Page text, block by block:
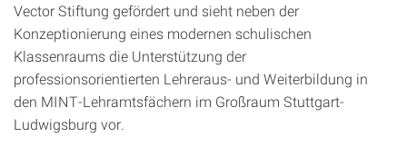
Vector Stiftung gefördert und sieht neben der
Konzeptionierung eines modernen schulischen
Klassenraums die Unterstützung der
professionsorientierten Lehreraus- und Weiterbildung in
den MINT-Lehramtsfächern im Großraum Stuttgart-
Ludwigsburg vor.